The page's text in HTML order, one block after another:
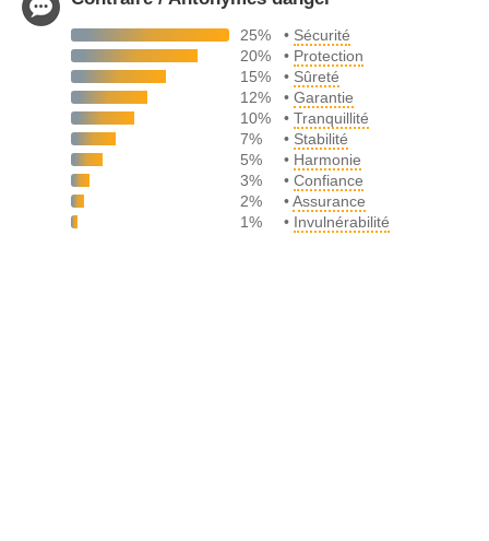
25% • Sécurité
20%
• Protection
15%
• Sûreté
12%
•Garantie
10%
•Tranquillité
7%
• Stabilité
5%
• Harmonie
3%
•Confiance
2%
•Assurance
1%
• Invulnérabilité